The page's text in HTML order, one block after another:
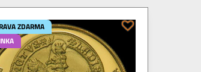
ZDARMA